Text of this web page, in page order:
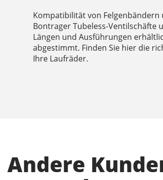
Kompatibilität von Felgenbändern
Bontrager Tubeless-Ventilschäfte
Längen und Ausführungen
abgestimmt. Finden Sie hier die
Ihre Laufräder.
Andere